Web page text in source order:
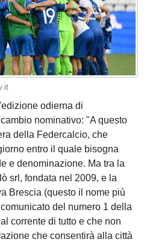
odierna di
nominativo: "A questo
della Federcalcio, che
entro il quale bisogna
e denominazione. Ma tra la
srl, fondata nel 2009, e la
Brescia (questo il nome più
del numero 1 della
corrente di tutto e che non
che consentirà alla città